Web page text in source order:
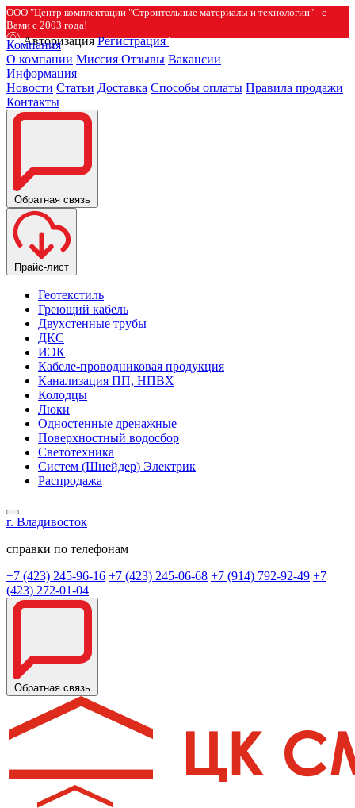
ООО "Центр комплектации "Строительные материалы и технологии" - с
Вами с 2003 года!
Авторизация Регистрация
Компания
О компании Миссия Отзывы Вакансии
Информация
Новости Статьи Доставка Способы оплаты Правила продажи
Контакты
Обратная связь
Прайс-лист
Геотекстиль
Греющий кабель
Двухстенные трубы
ДКС
ИЭК
Кабеле-проводниковая продукция
Канализация ПП, НПВХ
Колодцы
Люки
Одностенные дренажные
Поверхностный водосбор
Светотехника
Систем (Шнейдер) Электрик
Распродажа
г. Владивосток
справки по телефонам
+7 (423) 245-96-16 +7 (423) 245-06-68 +7 (914) 792-92-49 +7
(423) 272-01-04
Обратная связь